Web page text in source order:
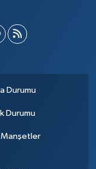
Durumu
Durumu
Manşetler